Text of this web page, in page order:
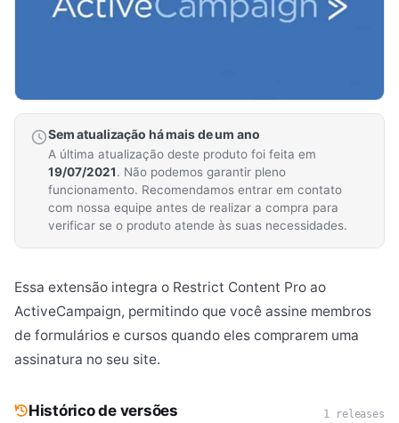
Sem atualização há mais de um ano
A última atualização deste produto foi feita em
19/07/2021. Não podemos garantir pleno
funcionamento. Recomendamos entrar em contato
com nossa equipe antes de realizar a compra para
verificar se o produto atende às suas necessidades.
Essa extensão integra o Restrict Content Pro ao
ActiveCampaign, permitindo que você assine membros
de formulários e cursos quando eles comprarem uma
assinatura no seu site.
Histórico de versões 1 releases